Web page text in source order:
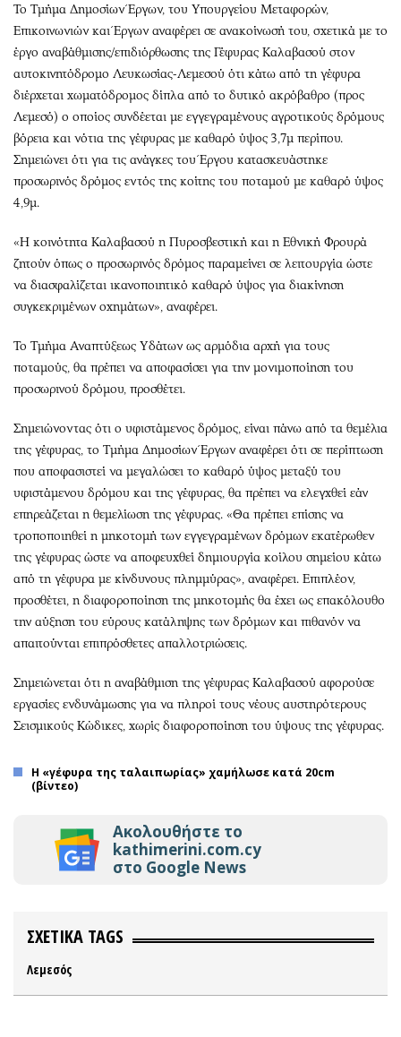
Το Τμήμα Δημοσίων Έργων, του Υπουργείου Μεταφορών,
Επικοινωνιών και Έργων αναφέρει σε ανακοίνωσή του, σχετικά με το
έργο αναβάθμισης/επιδιόρθωσης της Γέφυρας Καλαβασού στον
αυτοκινητόδρομο Λευκωσίας-Λεμεσού ότι κάτω από τη γέφυρα
διέρχεται χωματόδρομος δίπλα από το δυτικό ακρόβαθρο (προς
Λεμεσό) ο οποίος συνδέεται με εγγεγραμένους αγροτικούς δρόμους
βόρεια και νότια της γέφυρας με καθαρό ύψος 3,7μ περίπου.
Σημειώνει ότι για τις ανάγκες του Έργου κατασκευάστηκε
προσωρινός δρόμος εντός της κοίτης του ποταμού με καθαρό ύψος
4,9μ.
«Η κοινότητα Καλαβασού η Πυροσβεστική και η Εθνική Φρουρά
ζητούν όπως ο προσωρινός δρόμος παραμείνει σε λειτουργία ώστε
να διασφαλίζεται ικανοποιητικό καθαρό ύψος για διακίνηση
συγκεκριμένων οχημάτων», αναφέρει.
Το Τμήμα Αναπτύξεως Υδάτων ως αρμόδια αρχή για τους
ποταμούς, θα πρέπει να αποφασίσει για την μονιμοποίηση του
προσωρινού δρόμου, προσθέτει.
Σημειώνοντας ότι ο υφιστάμενος δρόμος, είναι πάνω από τα θεμέλια
της γέφυρας, το Τμήμα Δημοσίων Έργων αναφέρει ότι σε περίπτωση
που αποφασιστεί να μεγαλώσει το καθαρό ύψος μεταξύ του
υφιστάμενου δρόμου και της γέφυρας, θα πρέπει να ελεγχθεί εάν
επηρεάζεται η θεμελίωση της γέφυρας. «Θα πρέπει επίσης να
τροποποιηθεί η μηκοτομή των εγγεγραμένων δρόμων εκατέρωθεν
της γέφυρας ώστε να αποφευχθεί δημιουργία κοίλου σημείου κάτω
από τη γέφυρα με κίνδυνους πλημμύρας», αναφέρει. Επιπλέον,
προσθέτει, η διαφοροποίηση της μηκοτομής θα έχει ως επακόλουθο
την αύξηση του εύρους κατάληψης των δρόμων και πιθανόν να
απαιτούνται επιπρόσθετες απαλλοτριώσεις.
Σημειώνεται ότι η αναβάθμιση της γέφυρας Καλαβασού αφορούσε
εργασίες ενδυνάμωσης για να πληροί τους νέους αυστηρότερους
Σεισμικούς Κώδικες, χωρίς διαφοροποίηση του ύψους της γέφυρας.
H «γέφυρα της ταλαιπωρίας» χαμήλωσε κατά 20cm
(βίντεο)
Ακολουθήστε το
kathimerini.com.cy
στο Google News
ΣΧΕΤΙΚΑ TAGS
Λεμεσός